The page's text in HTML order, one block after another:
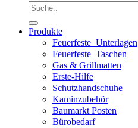
Suchen
Produkte
Feuerfeste_Unterlagen
Feuerfeste_Taschen
Gas & Grillmatten
Erste-Hilfe
Schutzhandschuhe
Kaminzubehör
Baumarkt Posten
Bürobedarf